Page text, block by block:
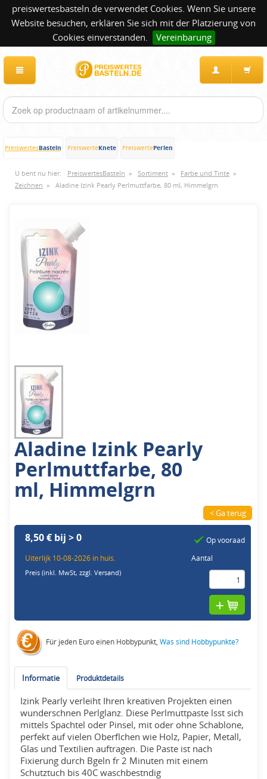
preiswertesbasteln.de verwendet Cookies. Wenn Sie unsere
Website besuchen, erklären Sie sich mit der Platzierung von
Cookies einverstanden.
Vereinbarung
PreiswertesBasteln PreiswerteKnete PreiswertePerlen
U bent nu hier: PreiswertesBasteln » Sortiment » Farbe und Tinte »
Zeichnen » Aladine Izink Pearly Perlmuttfarbe, 80 ml, Himmelgrn
Aladine Izink Pearly
Perlmuttfarbe, 80
ml, Himmelgrn
< Ga terug
8,50 € bij > 0
Uiterlijk 10-08-2026 in huis.
Preis (inkl. MwSt,zzgl. Versand)
Op vooraad
Aantal
Für jeden Euro einen Hobbypunkt,Was sind Hobbypunkte?
Informatie Produktdetails
Izink Pearly verleiht Ihren kreativen Projekten einen
wunderschnen Perlglanz. Diese Perlmuttpaste lsst sich
mittels Spachtel oder Pinsel, mit oder ohne Schablone,
perfekt auf vielen Oberflchen wie Holz, Papier, Metall,
Glas und Textilien auftragen. Die Paste ist nach
Fixierung durch Bgeln fr 2 Minuten mit einem
Schutztuch bis 40C waschbestndig